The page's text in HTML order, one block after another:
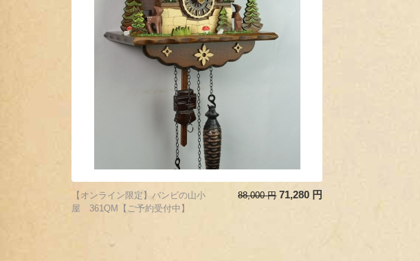
【オンライン限定】バンビの山小
屋 361QM【ご予約受付中】
88,000 円 71,280 円